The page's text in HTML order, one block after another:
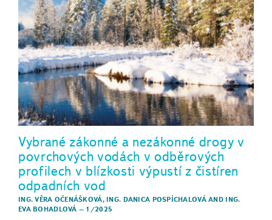
Vybrané zákonné a nezákonné drogy v
povrchových vodách v odběrových
profilech v blízkosti výpustí z čistíren
odpadních vod
ING. VĚRA OČENÁŠKOVÁ, ING. DANICA POSPÍCHALOVÁAND ING.
EVA BOHADLOVÁ – 1/2025